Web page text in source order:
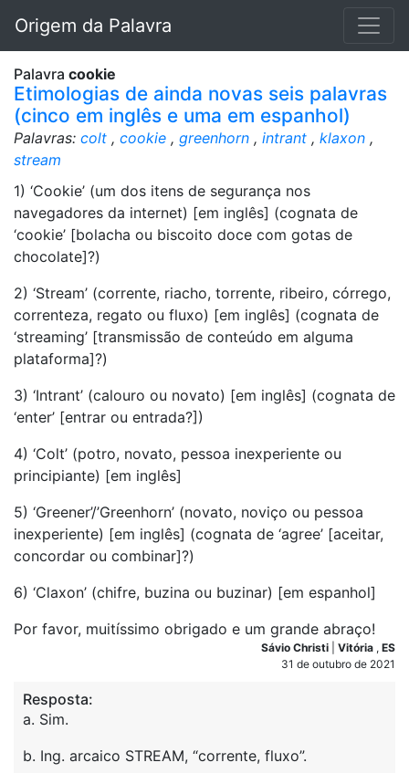
Origem da Palavra
Palavra cookie
Etimologias de ainda novas seis palavras
(cinco em inglês e uma em espanhol)
Palavras: colt , cookie , greenhorn , intrant , klaxon ,
stream
1) ‘Cookie’ (um dos itens de segurança nos
navegadores da internet) [em inglês] (cognata de
‘cookie’ [bolacha ou biscoito doce com gotas de
chocolate]?)
2) ‘Stream’ (corrente, riacho, torrente, ribeiro, córrego,
correnteza, regato ou fluxo) [em inglês] (cognata de
‘streaming’ [transmissão de conteúdo em alguma
plataforma]?)
3) ‘Intrant’ (calouro ou novato) [em inglês] (cognata de
‘enter’ [entrar ou entrada?])
4) ‘Colt’ (potro, novato, pessoa inexperiente ou
principiante) [em inglês]
5) ‘Greener’/’Greenhorn’ (novato, noviço ou pessoa
inexperiente) [em inglês] (cognata de ‘agree’ [aceitar,
concordar ou combinar]?)
6) ‘Claxon’ (chifre, buzina ou buzinar) [em espanhol]
Por favor, muitíssimo obrigado e um grande abraço!
Sávio Christi Vitória , ES
31 de outubro de 2021
Resposta:
a. Sim.
b. Ing. arcaico STREAM, “corrente, fluxo”.